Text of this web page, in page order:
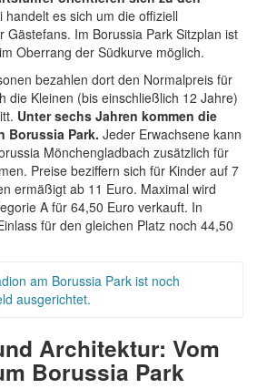
handelt es sich um die offiziell
Gästefans. Im Borussia Park Sitzplan ist
Oberrang der Südkurve möglich.
bezahlen dort den Normalpreis für
die Kleinen (bis einschließlich 12 Jahre)
Unter sechs Jahren kommen die
Borussia Park. Jeder Erwachsene kann
Mönchengladbach zusätzlich für
Preise beziffern sich für Kinder auf 7
ermäßigt ab 11 Euro. Maximal wird
A für 64,50 Euro verkauft. In
für den gleichen Platz noch 44,50
am Borussia Park ist noch
ausgerichtet.
Architektur: Vom
Borussia Park